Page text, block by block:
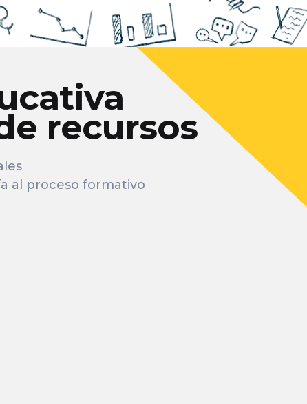
recursos
al proceso formativo